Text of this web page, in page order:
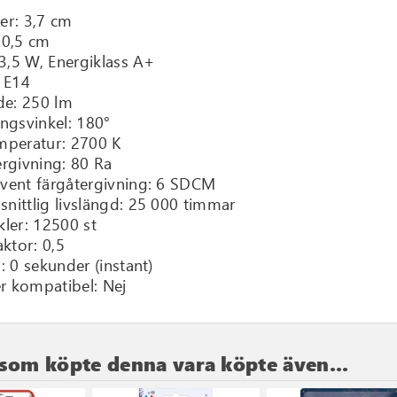
3,7 cm
cm
W, Energiklass A+
250 lm
180°
2700 K
80 Ra
färgåtergivning: 6 SDCM
livslängd: 25 000 timmar
12500 st
0,5
0 sekunder (instant)
kompatibel: Nej
köpte denna vara köpte även...